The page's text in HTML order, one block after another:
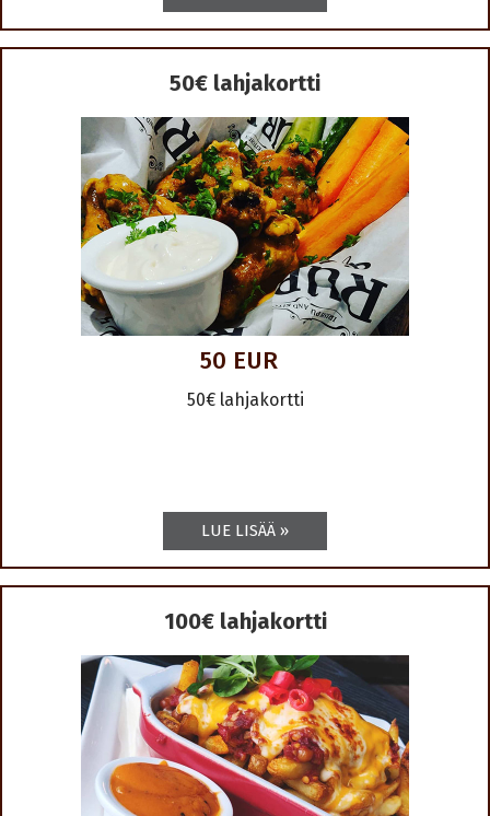
50€ lahjakortti
50 EUR
50€ lahjakortti
100€ lahjakortti